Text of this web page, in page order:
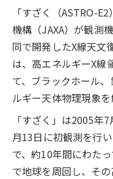
「すざく（ASTRO-
機構（JAXA）が観測
同で開発したX線天文
は、高エネルギーX線
て、ブラックホール
ルギー天体物理現象を
「すざく」は2005年
月13日に初観測を行
で、約10年間にわた
で地球を周回し、そ